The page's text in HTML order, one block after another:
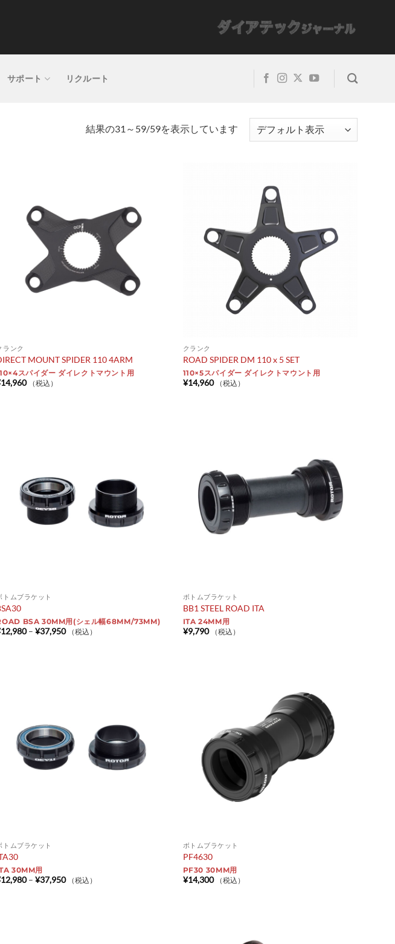
サポート リクルート
結果の31～59/59を表示しています
ランク
MOUNT SPIDER 110 4ARM
スパイダー ダイレクトマウント用
14,960 （税込）
クランク
ROAD SPIDER DM 110 x 5 SET
110×5スパイダー ダイレクトマウント用
¥14,960 （税込）
トムブラケット
BSA 30MM用(シェル幅68MM/73MM)
12,980 –¥37,950価
格
（税込）
ボトムブラケット
BB1 STEEL ROAD ITA
ITA 24MM用
¥9,790 （税込）
トムブラケット
30MM用
12,980 –¥37,950価
格
（税込）
ボトムブラケット
PF4630
PF30 30MM用
¥14,300 （税込）